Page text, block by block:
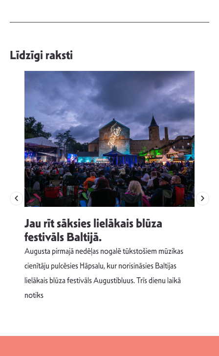
Līdzīgi raksti
Jau rīt sāksies lielākais blūza
festivāls Baltijā.
Augusta pirmajā nedēļas nogalē tūkstošiem mūzikas
cienītāju pulcēsies Hāpsalu, kur norisināsies Baltijas
lielākais blūza festivāls Augustibluus. Trīs dienu laikā
notiks